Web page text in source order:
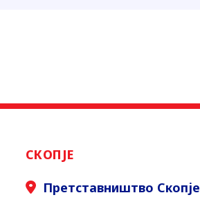
СКОПЈЕ
Претставништво Скопје